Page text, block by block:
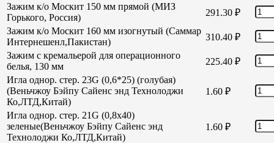
Зажим к/о Москит 150 мм прямой (МИЗ
Горького, Россия)
291.30 ₽
Зажим к/о Москит 160 мм изогнутый (Саммар
Интернешенл,Пакистан)
310.40 ₽
Зажим с кремальерой для операционного
белья, 130 мм
225.40 ₽
Игла однор. стер. 23G (0,6*25) (голубая)
(Веньчжоу Бэйпу Сайенс энд Технолоджи
Ко,ЛТД,Китай)
1.60 ₽
Игла однор. стер. 21G (0,8х40)
зеленые(Веньчжоу Бэйпу Сайенс энд
Технолоджи Ко,ЛТД,Китай)
1.60 ₽